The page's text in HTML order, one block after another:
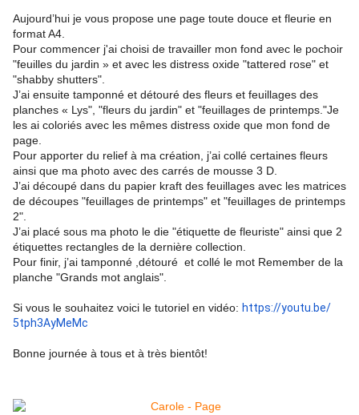
Aujourd’hui je vous propose une page toute douce et fleurie en
format A4.
Pour commencer j'ai choisi de travailler mon fond avec le pochoir
"feuilles du jardin » et avec les distress oxide "tattered rose" et
"shabby shutters".
J’ai ensuite tamponné et détouré des fleurs et feuillages des
planches « Lys", "fleurs du jardin" et "feuillages de printemps."Je
les ai coloriés avec les mêmes distress oxide que mon fond de
page.
Pour apporter du relief à ma création, j’ai collé certaines fleurs
ainsi que ma photo avec des carrés de mousse 3 D.
J’ai découpé dans du papier kraft des feuillages avec les matrices
de découpes "feuillages de printemps" et "feuillages de printemps
2".
J’ai placé sous ma photo le die "étiquette de fleuriste" ainsi que 2
étiquettes rectangles de la dernière collection.
Pour finir, j’ai tamponné ,détouré et collé le mot Remember de la
planche "Grands mot anglais".
Si vous le souhaitez voici le tutoriel en vidéo: https://youtu.be/
5tph3AyMeMc
Bonne journée à tous et à très bientôt!